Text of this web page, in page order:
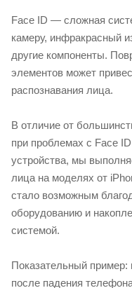
Face ID — сложная
камеру, инфракрасный
другие компоненты.
элементов может
распознавания лица.
В отличие от
при проблемах с Face
устройства, мы
лица на моделях от
стало возможным
оборудованию и
системой.
Показательный пример:
после падения